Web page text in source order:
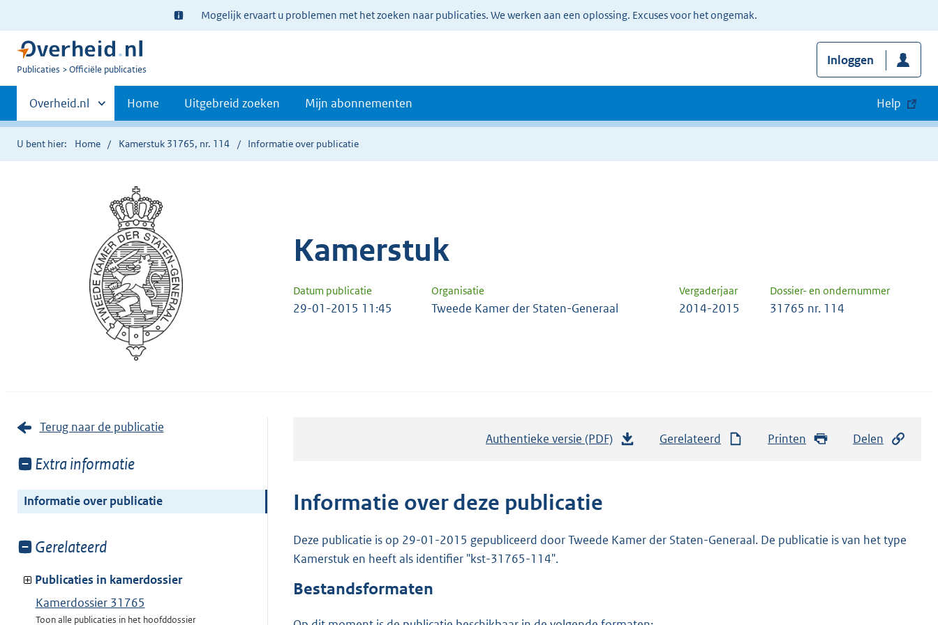
Ter
informatie:
Mogelijk ervaart u problemen met het zoeken naar publicaties. We werken aan een oplossing. Excuses voor het ongemak.
U
Publicaties Officiële publicaties
Inloggen
Primaire
navigatie
Andere
sites
binnen
Overheid.nl Home Uitgebreid zoeken Mijn abonnementen Help
U bent hier: Home Kamerstuk 31765, nr. 114 Informatie over publicatie
Kamerstuk
Datum publicatie Organisatie Vergaderjaar Dossier- en ondernummer
29-01-2015 11:45 Tweede Kamer der Staten-Generaal 2014-2015 31765 nr. 114
Terug naar de publicatie
Toon
van:
Extra informatie
Informatie over publicatie
Toon
van:
Gerelateerd
Publicaties in kamerdossier
Kamerdossier 31765
Toon alle publicaties in het hoofddossier
Authentieke versie (PDF)
n
Gerelateerd Printen Delen
Informatie over deze publicatie
Deze publicatie is op 29-01-2015 gepubliceerd door Tweede Kamer der Staten-Generaal. De publicatie is van het type
Kamerstuk en heeft als identifier "kst-31765-114".
Bestandsformaten